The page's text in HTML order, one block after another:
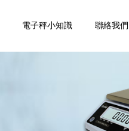
電子秤小知識 聯絡我們